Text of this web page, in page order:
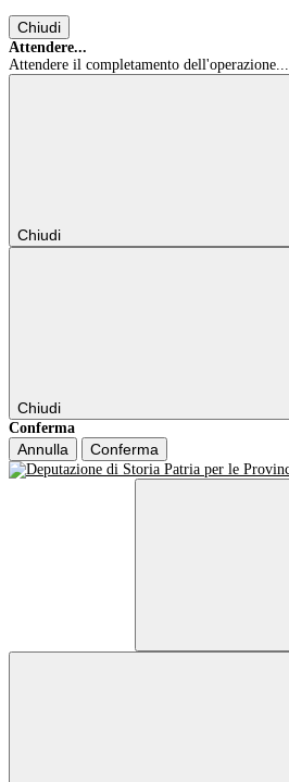
Chiudi
Attendere...
Attendere il completamento dell'operazione...
Chiudi
Chiudi
Conferma
Annulla Conferma